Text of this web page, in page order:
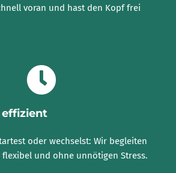
voran und hast den Kopf frei
effizient
oder wechselst: Wir begleiten
und ohne unnötigen Stress.